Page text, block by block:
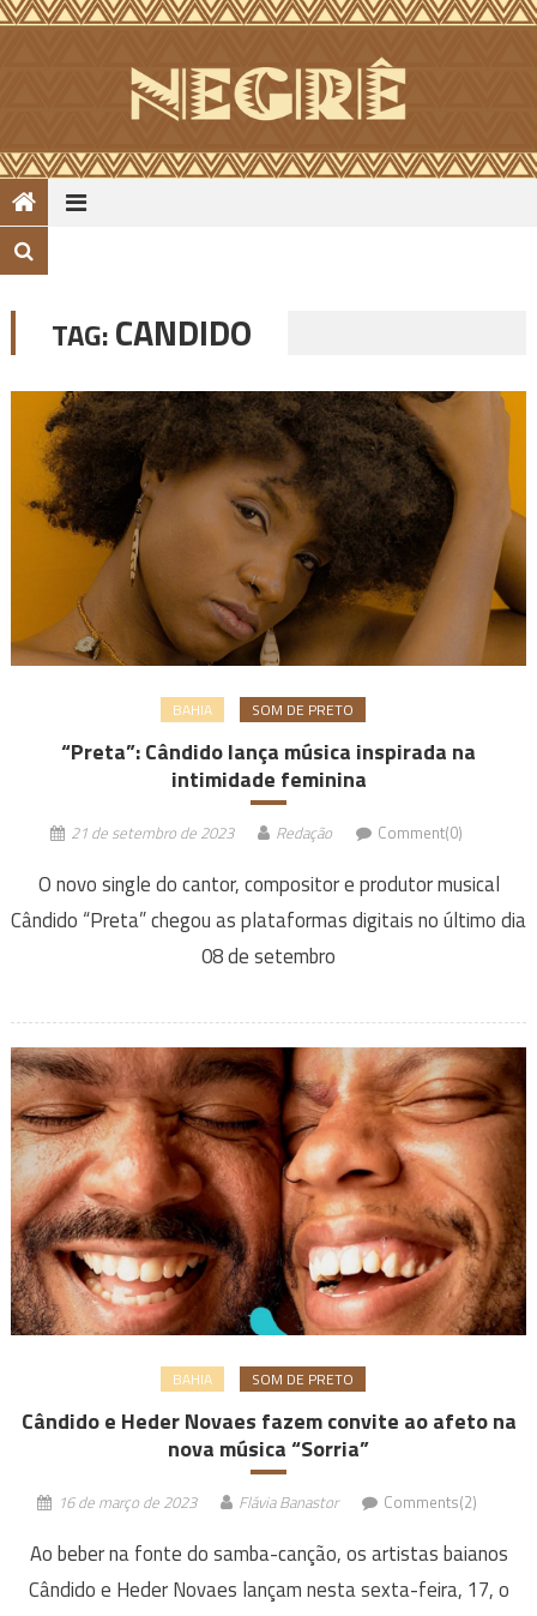
Skip
TAG:CANDIDO
BAHIA SOM DE PRETO
“Preta”: Cândido lança música inspirada na
intimidade feminina
21 de setembro de 2023 Redação Comment(0)
O novo single do cantor, compositor e produtor musical
Cândido “Preta” chegou as plataformas digitais no último dia
08 de setembro
BAHIA SOM DE PRETO
Cândido e Heder Novaes fazem convite ao afeto na
nova música “Sorria”
16 de março de 2023 Flávia Banastor Comments(2)
Ao beber na fonte do samba-canção, os artistas baianos
Cândido e Heder Novaes lançam nesta sexta-feira, 17, o